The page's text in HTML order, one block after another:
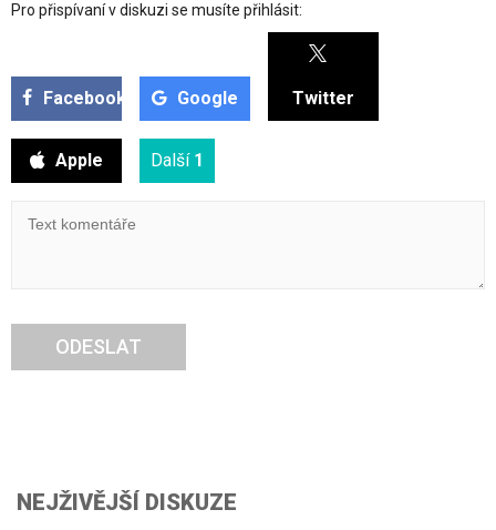
Pro přispívaní v diskuzi se musíte přihlásit:
Facebook Google Twitter
Apple Další 1
ODESLAT
NEJŽIVĚJŠÍ DISKUZE